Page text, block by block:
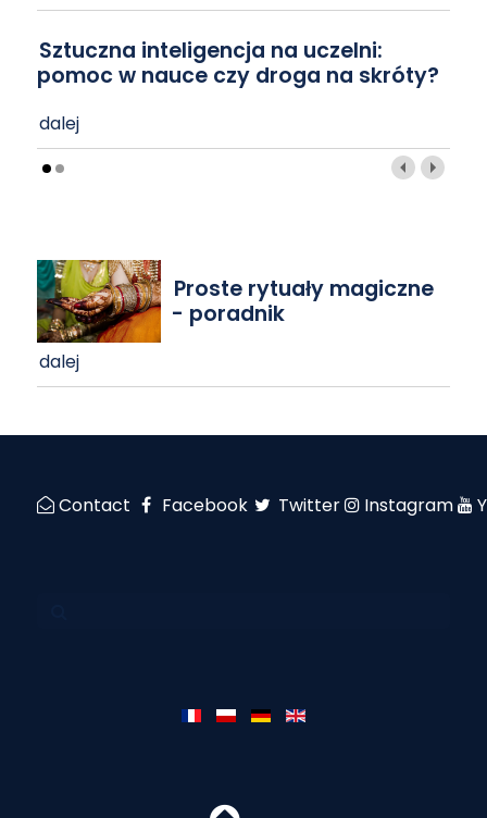
Sztuczna inteligencja na uczelni:
pomoc w nauce czy droga na skróty?
dalej
Proste rytuały magiczne
- poradnik
dalej
Contact Facebook Twitter Instagram